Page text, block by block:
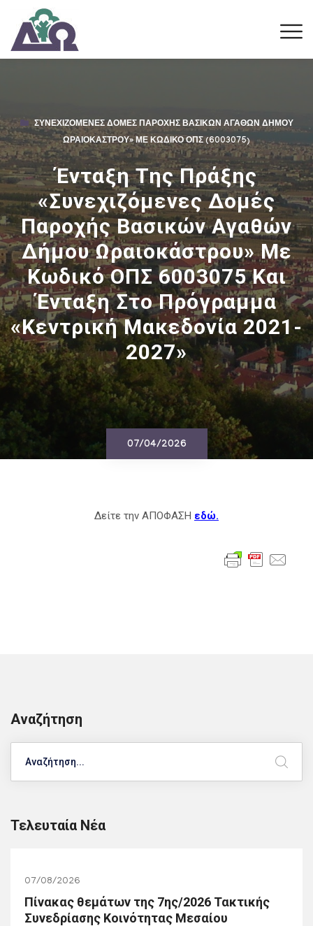
ΣΥΝΕΧΙΖΌΜΕΝΕΣ ΔΟΜΈΣ ΠΑΡΟΧΉΣ ΒΑΣΙΚΏΝ ΑΓΑΘΏΝ ΔΉΜΟΥ
ΩΡΑΙΟΚΆΣΤΡΟΥ» ΜΕ ΚΩΔΙΚΌ ΟΠΣ (6003075)
Ένταξη Της Πράξης
«Συνεχιζόμενες Δομές
Παροχής Βασικών Αγαθών
Δήμου Ωραιοκάστρου» Με
Κωδικό ΟΠΣ 6003075 Και
Ένταξη Στο Πρόγραμμα
«Κεντρική Μακεδονία 2021-
2027»
07/04/2026
Δείτε την ΑΠΟΦΑΣΗ εδώ.
Αναζήτηση
Τελευταία Νέα
07/08/2026
Πίνακας θεμάτων της 7ης/2026 Τακτικής
Συνεδρίασης Κοινότητας Μεσαίου